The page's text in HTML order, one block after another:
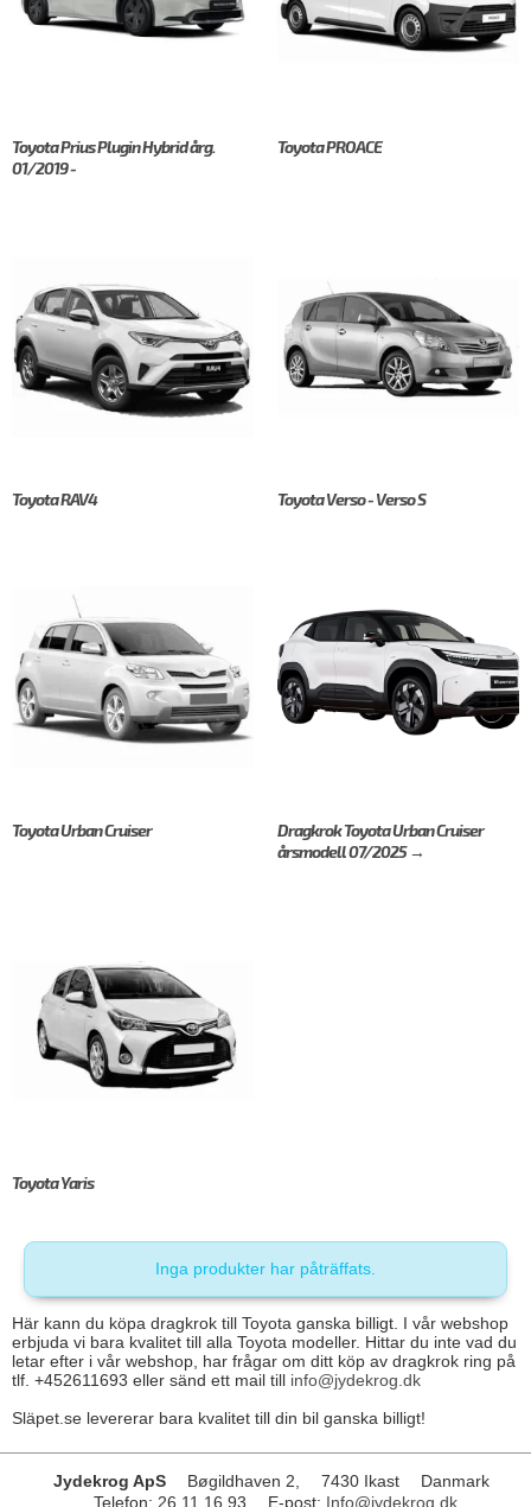
Toyota Prius Plugin Hybrid årg.
01/2019 -
Toyota PROACE
Toyota RAV4 Toyota Verso - Verso S
Toyota Urban Cruiser
Dragkrok Toyota Urban Cruiser
årsmodell 07/2025 →
Toyota Yaris
Inga produkter har påträffats.
Här kann du köpa dragkrok till Toyota ganska billigt. I vår webshop
erbjuda vi bara kvalitet till alla Toyota modeller. Hittar du inte vad du
letar efter i vår webshop, har frågar om ditt köp av dragkrok ring på
tlf. +452611693 eller sänd ett mail till info@jydekrog.dk
Släpet.se levererar bara kvalitet till din bil ganska billigt!
Jydekrog ApS Bøgildhaven 2, 7430 Ikast
Danmark
Telefon: 26 11 16 93 E-post: Info@jydekrog.dk